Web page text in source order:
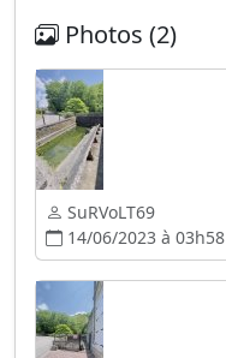
Photos (2)
SuRVoLT69
14/06/2023 à 03h58